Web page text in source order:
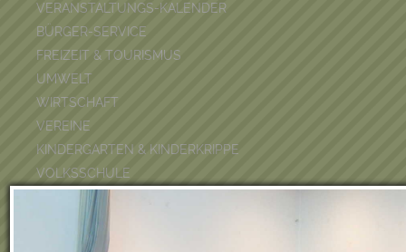
VERANSTALTUNGS-KALENDER
BÜRGER-SERVICE
FREIZEIT & TOURISMUS
UMWELT
WIRTSCHAFT
VEREINE
KINDERGARTEN & KINDERKRIPPE
VOLKSSCHULE
BÜCHEREI
FEUERWEHR
DUATHLON 2026